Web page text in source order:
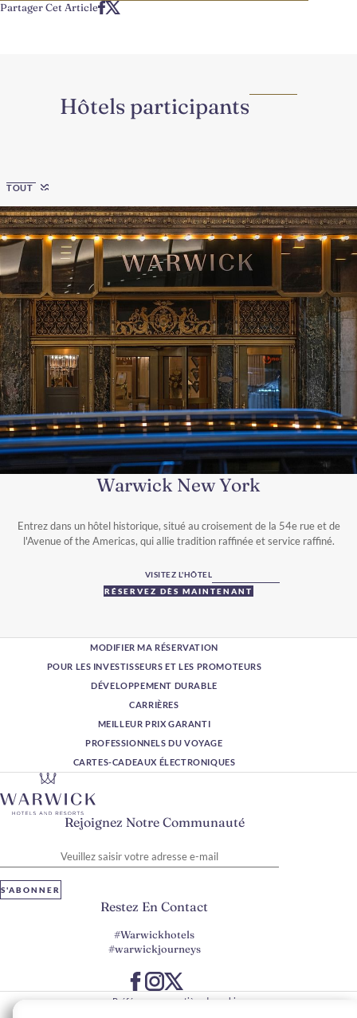
Partager Cet Article
Hôtels participants
TOUT
Warwick New York
Entrez dans un hôtel historique, situé au croisement de la 54e rue et de
l'Avenue of the Americas, qui allie tradition raffinée et service raffiné.
VISITEZ L'HÔTEL
RÉSERVEZ DÈS MAINTENANT
MODIFIER MA RÉSERVATION
POUR LES INVESTISSEURS ET LES PROMOTEURS
DÉVELOPPEMENT DURABLE
CARRIÈRES
MEILLEUR PRIX GARANTI
PROFESSIONNELS DU VOYAGE
CARTES-CADEAUX ÉLECTRONIQUES
Rejoignez Notre Communauté
S'ABONNER
Restez En Contact
#Warwickhotels
#warwickjourneys
Préférences en matière de cookies